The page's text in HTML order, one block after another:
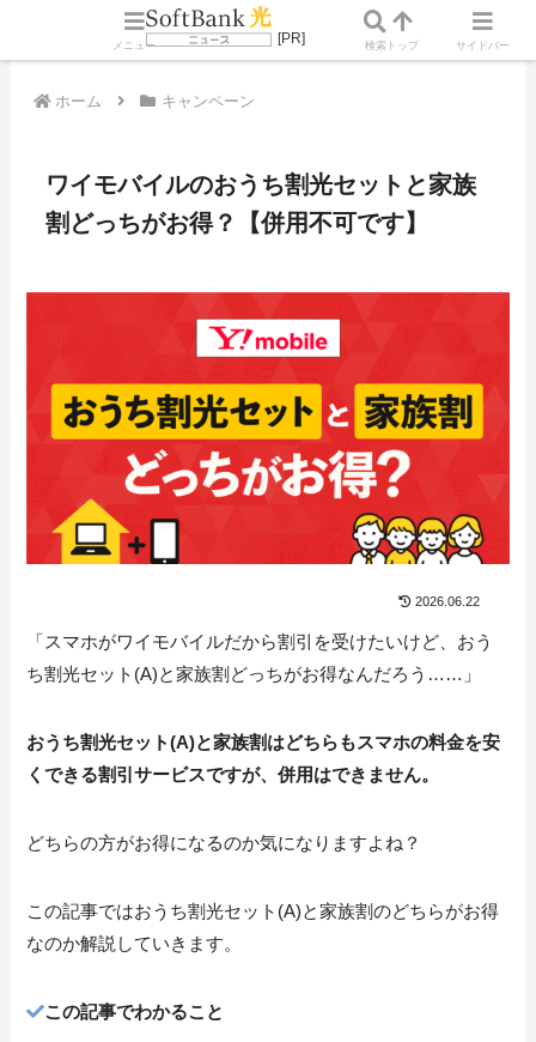
ホーム キャンペーン
ワイモバイルのおうち割光セットと家族
割どっちがお得？【併用不可です】
2026.06.22
「スマホがワイモバイルだから割引を受けたいけど、おう
ち割光セット(A)と家族割どっちがお得なんだろう……」
おうち割光セット(A)と家族割はどちらもスマホの料金を安
くできる割引サービスですが、併用はできません。
どちらの方がお得になるのか気になりますよね？
この記事ではおうち割光セット(A)と家族割のどちらがお得
なのか解説していきます。
この記事でわかること
メニュー 検索トップ サイドバー